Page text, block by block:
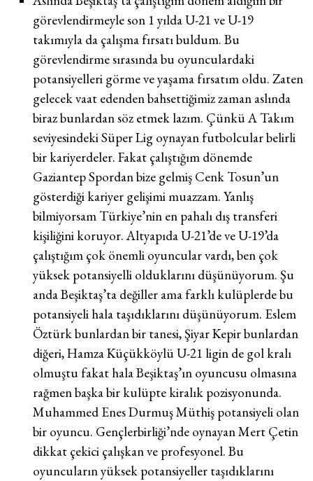
görevlendirmeyle son 1 yılda U-21 ve U-19
takımıyla da çalışma fırsatı buldum. Bu
görevlendirme sırasında bu oyunculardaki
potansiyelleri görme ve yaşama fırsatım oldu. Zaten
gelecek vaat edenden bahsettiğimiz zaman aslında
biraz bunlardan söz etmek lazım. Çünkü A Takım
seviyesindeki Süper Lig oynayan futbolcular belirli
bir kariyerdeler. Fakat çalıştığım dönemde
Gaziantep Spordan bize gelmiş Cenk Tosun’un
gösterdiği kariyer gelişimi muazzam. Yanlış
bilmiyorsam Türkiye’nin en pahalı dış transferi
kişiliğini koruyor. Altyapıda U-21’de ve U-19’da
çalıştığım çok önemli oyuncular vardı, ben çok
yüksek potansiyelli olduklarını düşünüyorum. Şu
anda Beşiktaş’ta değiller ama farklı kulüplerde bu
potansiyeli hala taşıdıklarını düşünüyorum. Eslem
Öztürk bunlardan bir tanesi, Şiyar Kepir bunlardan
diğeri, Hamza Küçükköylü U-21 ligin de gol kralı
olmuştu fakat hala Beşiktaş’ın oyuncusu olmasına
rağmen başka bir kulüpte kiralık pozisyonunda.
Muhammed Enes Durmuş Müthiş potansiyeli olan
bir oyuncu. Gençlerbirliği’nde oynayan Mert Çetin
dikkat çekici çalışkan ve profesyonel. Bu
oyuncuların yüksek potansiyeller taşıdıklarını